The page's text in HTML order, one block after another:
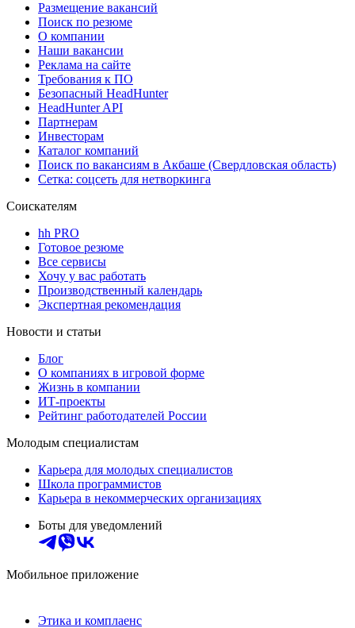
Размещение вакансий
Поиск по резюме
О компании
Наши вакансии
Реклама на сайте
Требования к ПО
Безопасный HeadHunter
HeadHunter API
Партнерам
Инвесторам
Каталог компаний
Поиск по вакансиям в Акбаше (Свердловская область)
Сетка: соцсеть для нетворкинга
Соискателям
hh PRO
Готовое резюме
Все сервисы
Хочу у вас работать
Производственный календарь
Экспертная рекомендация
Новости и статьи
Блог
О компаниях в игровой форме
Жизнь в компании
ИТ-проекты
Рейтинг работодателей России
Молодым специалистам
Карьера для молодых специалистов
Школа программистов
Карьера в некоммерческих организациях
Боты для уведомлений
Мобильное приложение
Этика и комплаенс